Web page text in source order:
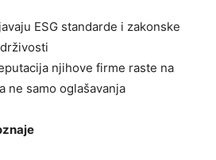
ESG standarde i zakonske
njihove firme raste na
ne samo oglašavanja